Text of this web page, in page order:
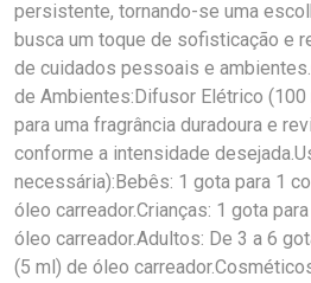
persistente, tornando-se uma
busca um toque de sofisticação e
de cuidados pessoais e
de Ambientes:Difusor Elétrico
para uma fragrância duradoura e
conforme a intensidade
necessária):Bebês: 1 gota para 1
óleo carreador.Crianças: 1 gota
óleo carreador.Adultos: De 3 a 6
(5 ml) de óleo